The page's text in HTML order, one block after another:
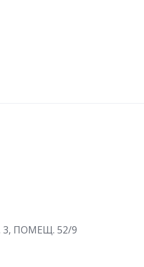
3, ПОМЕЩ. 52/9